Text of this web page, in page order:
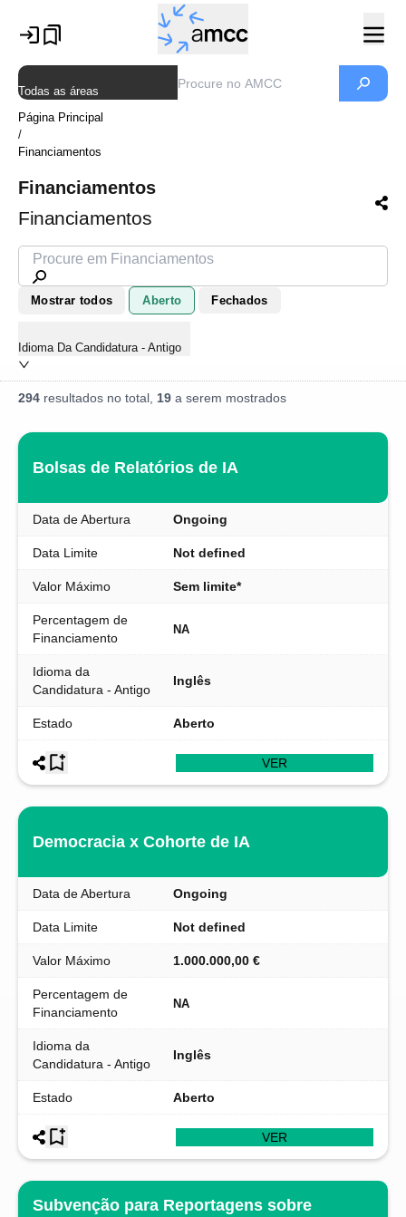
Todas as áreas
Página Principal
/
Financiamentos
Financiamentos
Financiamentos
Mostrar todos Aberto Fechados
Idioma Da Candidatura - Antigo
294 resultados no total, 19 a serem mostrados
Bolsas de Relatórios de IA
Data de Abertura Ongoing
Data Limite Not defined
Valor Máximo Sem limite*
Percentagem de
Financiamento
NA
Idioma da
Candidatura - Antigo
Inglês
Estado Aberto
VER
Democracia x Cohorte de IA
Data de Abertura Ongoing
Data Limite Not defined
Valor Máximo 1.000.000,00 €
Percentagem de
Financiamento
NA
Idioma da
Candidatura - Antigo
Inglês
Estado Aberto
VER
Subvenção para Reportagens sobre